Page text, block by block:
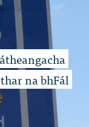
na bhFál